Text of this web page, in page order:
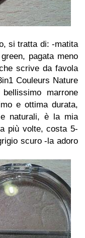
si tratta di: -matita
pagata meno
scrive da favola
Couleurs Nature
marrone
e ottima durata,
naturali, è la mia
più volte, costa 5-
scuro -la adoro